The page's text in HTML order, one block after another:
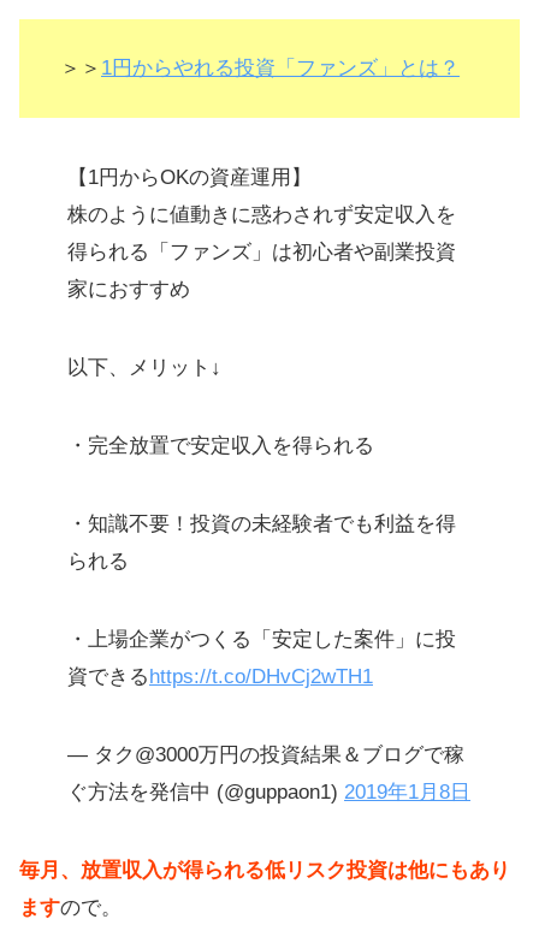
不動産投資の利回りは「インカムゲ
イン」と「キャピタルゲイン」で決
まる
Renosy Asset（アセット）は生命保
【まとめ】リノシーの評判・口コミ
不動産投資は、与信のあるサラリー
＞＞ 1円からやれる投資「ファンズ」とは？
【1円からOKの資産運用】
株のように値動きに惑わされず安定収入を
得られる「ファンズ」は初心者や副業投資
家におすすめ
以下、メリット↓
・完全放置で安定収入を得られる
・知識不要！投資の未経験者でも利益を得
られる
・上場企業がつくる「安定した案件」に投
資できるhttps://t.co/DHvCj2wTH1
— タク@3000万円の投資結果＆ブログで稼
ぐ方法を発信中 (@guppaon1) 2019年1月8日
毎月、放置収入が得られる低リスク投資は他にもあり
ますので。